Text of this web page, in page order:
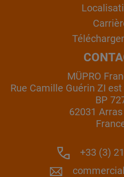
MÜPRO
Rue Camille Guérin ZI
BP
62031
+33 (3)